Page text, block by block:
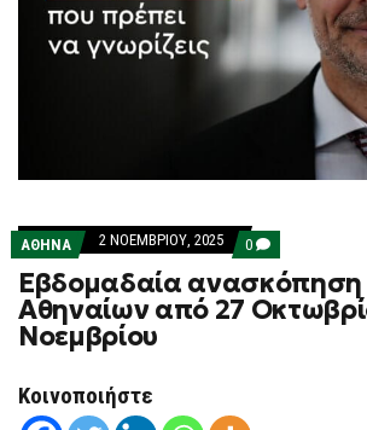
ΑΘΗΝΑ 2 ΝΟΕΜΒΡΊΟΥ, 2025 0 COMMENTS
ON
ΕΒΔΟΜΑΔΑΊΑ
ΑΝΑΣΚΌΠΗΣΗ
ΣΤΟ
Εβδομαδαία
Αθηναίων από 27
Νοεμβρίου
Κοινοποιήστε